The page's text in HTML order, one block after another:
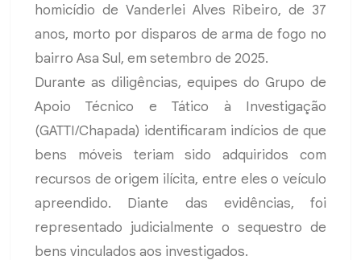
homicídio de Vanderlei Alves Ribeiro, de 37
anos, morto por disparos de arma de fogo no
bairro Asa Sul, em setembro de 2025.
Durante as diligências, equipes do Grupo de
Apoio Técnico e Tático à Investigação
(GATTI/Chapada) identificaram indícios de que
bens móveis teriam sido adquiridos com
recursos de origem ilícita, entre eles o veículo
apreendido. Diante das evidências, foi
representado judicialmente o sequestro de
bens vinculados aos investigados.